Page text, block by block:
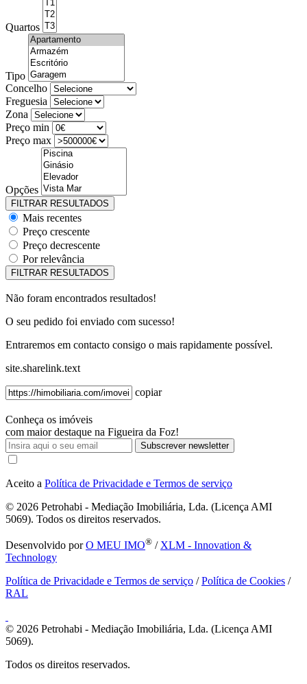
Quartos
Tipo
Concelho
Freguesia
Zona
Preço min
Preço max
Opções
Mais recentes
Preço crescente
Preço decrescente
Por relevância
Não foram encontrados resultados!
O seu pedido foi enviado com sucesso!
Entraremos em contacto consigo o mais rapidamente possível.
site.sharelink.text
copiar
Conheça os imóveis
com maior destaque na Figueira da Foz!
Subscrever newsletter
Aceito a Política de Privacidade e Termos de serviço
© 2026 Petrohabi - Mediação Imobiliária, Lda. (Licença AMI
5069). Todos os direitos reservados.
Desenvolvido porO MEU IMO® / XLM - Innovation &
Technology
Política de Privacidade e Termos de serviço /Política de Cookies /
RAL
© 2026 Petrohabi - Mediação Imobiliária, Lda. (Licença AMI
5069).
Todos os direitos reservados.